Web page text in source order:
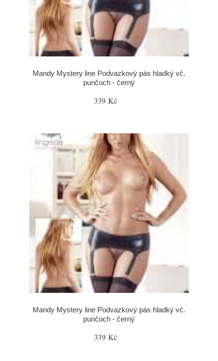
Mandy Mystery line Podvazkový pás hladký vč.
punčoch - černý
339 Kč
Mandy Mystery line Podvazkový pás hladký vč.
punčoch - černý
339 Kč